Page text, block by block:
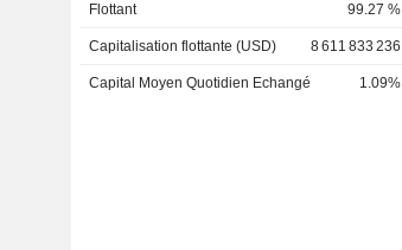
Flottant 99.27 %
Capitalisation flottante (USD) 8 611 833 236
Capital Moyen Quotidien Echangé 1.09%